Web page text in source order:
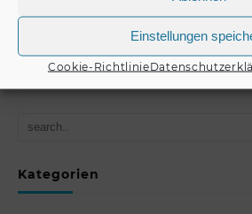
Einstellungen
Cookie-Richtlinie
Kategorien
€295,00
Produkt kaufen
€